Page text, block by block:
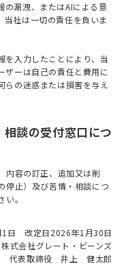
の漏洩、またはAIによる意
社は一切の責任を負いま
を入力したことにより、当
ザーは自己の責任と費用に
らの迷惑または損害を与え
談の受付窓口につ
内容の訂正、追加又は削
停止）及び苦情・相談につ
。
1日 改定日2026年1月30日
株式会社グレート・ビーンズ
代表取締役 井上 健太郎